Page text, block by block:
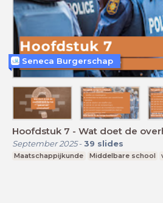
Hoofdstuk 7 - Wat doet de
September 2025- 39 slides
Maatschappijkunde Middelbare school
Seneca Burgerschap